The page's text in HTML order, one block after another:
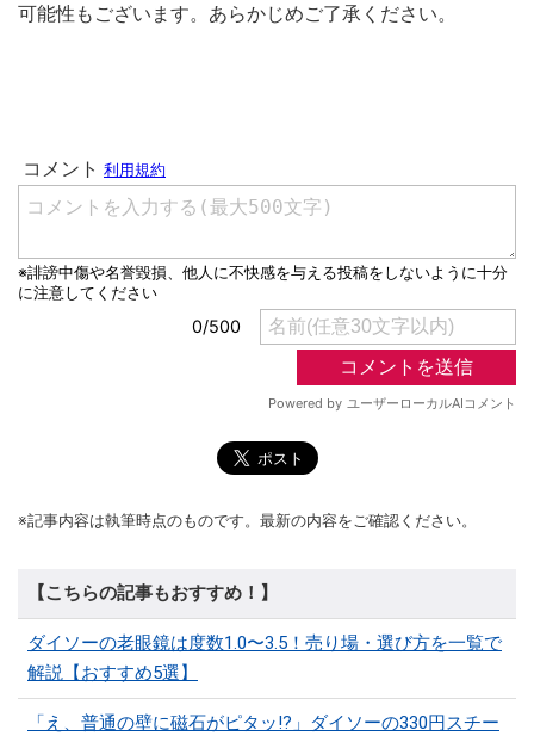
可能性もございます。あらかじめご了承ください。
※記事内容は執筆時点のものです。最新の内容をご確認ください。
【こちらの記事もおすすめ！】
ダイソーの老眼鏡は度数1.0〜3.5！売り場・選び方を一覧で
解説【おすすめ5選】
「え、普通の壁に磁石がピタッ!?」ダイソーの330円スチー